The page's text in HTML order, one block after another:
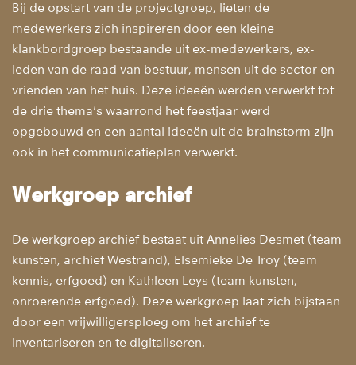
Bij de opstart van de projectgroep, lieten de
medewerkers zich inspireren door een kleine
klankbordgroep bestaande uit ex-medewerkers, ex-
leden van de raad van bestuur, mensen uit de sector en
vrienden van het huis. Deze ideeën werden verwerkt tot
de drie thema's waarrond het feestjaar werd
opgebouwd en een aantal ideeën uit de brainstorm zijn
ook in het communicatieplan verwerkt.
Werkgroep archief
De werkgroep archief bestaat uit Annelies Desmet (team
kunsten, archief Westrand), Elsemieke De Troy (team
kennis, erfgoed) en Kathleen Leys (team kunsten,
onroerende erfgoed). Deze werkgroep laat zich bijstaan
door een vrijwilligersploeg om het archief te
inventariseren en te digitaliseren.